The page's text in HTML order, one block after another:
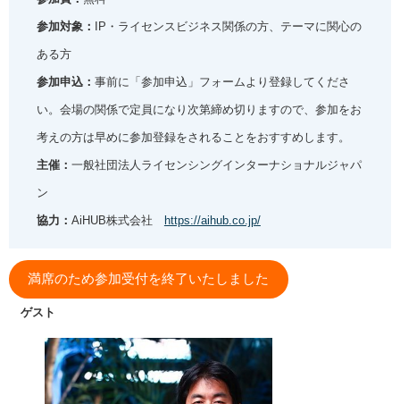
参加対象： IP・ライセンスビジネス関係の方、テーマに関心の
ある方
参加申込： 事前に「参加申込」フォームより登録してくださ
い。会場の関係で定員になり次第締め切りますので、参加をお
考えの方は早めに参加登録をされることをおすすめします。
主催： 一般社団法人ライセンシングインターナショナルジャパ
ン
協力： AiHUB株式会社 https://aihub.co.jp/
満席のため参加受付を終了いたしました
ゲスト